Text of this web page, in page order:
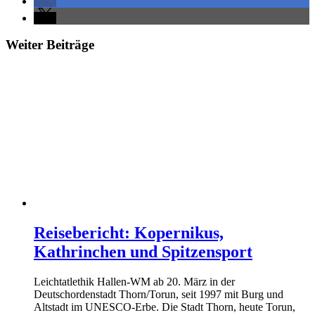
Weiter Beiträge
Reisebericht: Kopernikus,
Kathrinchen und Spitzensport
Leichtatlethik Hallen-WM ab 20. März in der
Deutschordenstadt Thorn/Torun, seit 1997 mit Burg und
Altstadt im UNESCO-Erbe. Die Stadt Thorn, heute Torun,